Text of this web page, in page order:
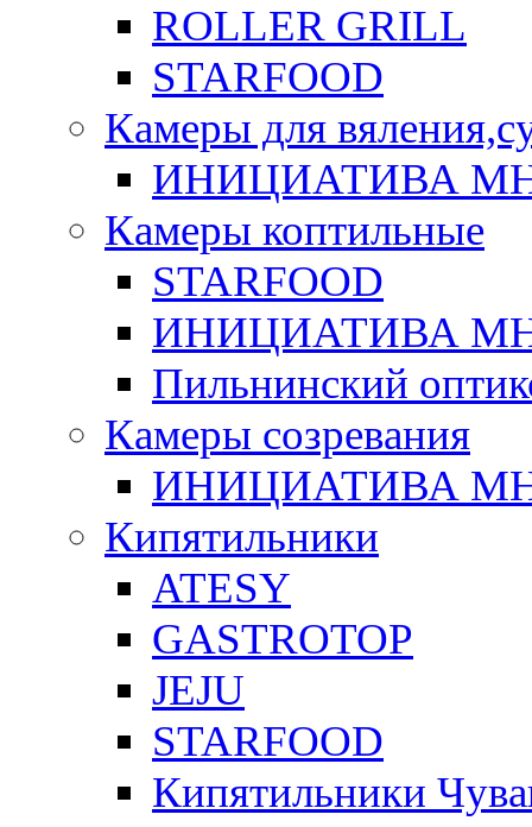
ROLLER GRILL
STARFOOD
Камеры для
ИНИЦИАТИВА
Камеры коптильные
STARFOOD
ИНИЦИАТИВА
Пильнинский
Камеры созревания
ИНИЦИАТИВА
Кипятильники
ATESY
GASTROTOP
JEJU
STARFOOD
Кипятильники